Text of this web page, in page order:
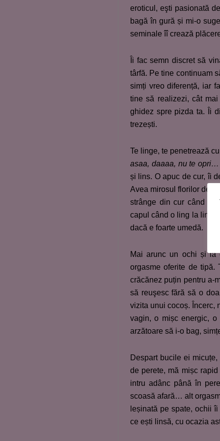
eroticul, eşti pasionată
bagă în gură și mi-o
seminale îî crează
Îi fac semn discret să
târfă. Pe tine continuam
simți vreo diferență, iar
tine să realizezi, cât
ghidez spre pizda ta. Îi
trezești.
Te linge, te penetrează
asaa, daaaa, nu te opri…
și lins. O apuc de cur, îi
Avea mirosul florilor de
strânge din cur când
capul când o ling la
dacă e foarte umedă.
Mai arunc un ochi și la
orgasme oferite de
crăcănez puțin pentru a-
să reuşesc fără să o
vizita unui cocoș. Încerc,
vagin, o mișc energic,
arzătoare să i-o bag,
Despart bucile ei
de perete, mă mișc
intru adânc până în
scoasă afară… alt
leșinată pe spate, ochii
ce ești linsă, cu ocazia